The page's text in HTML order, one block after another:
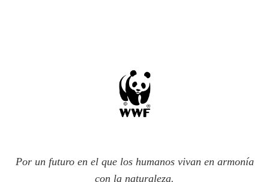
Por un futuro en el que los humanos vivan en armonía
con la naturaleza.